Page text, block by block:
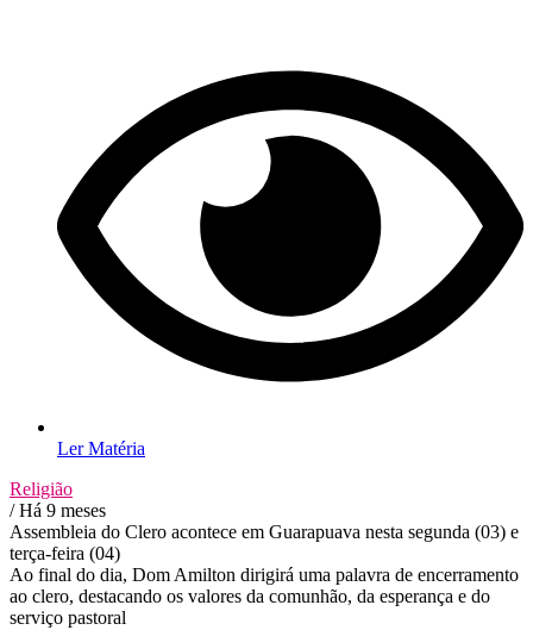
Ler Matéria
Religião
/ Há 9 meses
Assembleia do Clero acontece em Guarapuava nesta segunda (03) e
terça-feira (04)
Ao final do dia, Dom Amilton dirigirá uma palavra de encerramento
ao clero, destacando os valores da comunhão, da esperança e do
serviço pastoral